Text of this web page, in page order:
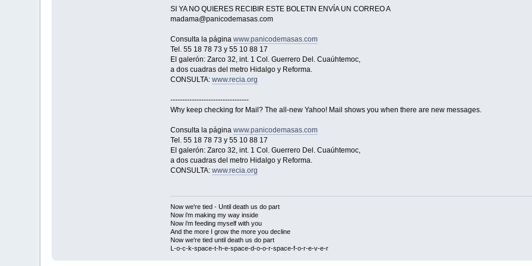
SI YA NO QUIERES RECIBIR ESTE BOLETIN ENVÍA UN CORREO A
madama@panicodemasas.com
Consulta la página www.panicodemasas.com
Tel. 55 18 78 73 y 55 10 88 17
El galerón: Zarco 32, int. 1 Col. Guerrero Del. Cuaúhtemoc,
a dos cuadras del metro Hidalgo y Reforma.
CONSULTA: www.recia.org
---------------------------------
Why keep checking for Mail? The all-new Yahoo! Mail shows you when there are new messages.
Consulta la página www.panicodemasas.com
Tel. 55 18 78 73 y 55 10 88 17
El galerón: Zarco 32, int. 1 Col. Guerrero Del. Cuaúhtemoc,
a dos cuadras del metro Hidalgo y Reforma.
CONSULTA: www.recia.org
Now we're tied - Until death us do part
Now i'm making my way inside
Now i'm feeding myself with you
And the more I grow the more you decline
Now we're tied until death us do part
L-o-c-k-space-t-h-e-space-d-o-o-r-space-f-o-r-e-v-e-r